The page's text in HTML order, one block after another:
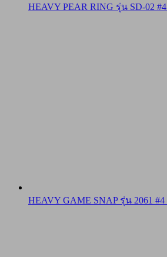
HEAVY PEAR RING รุ่น SD-02 #4
HEAVY GAME SNAP รุ่น 2061 #4